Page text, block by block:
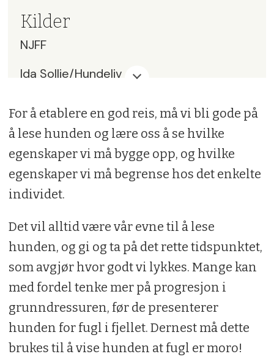
Kilder
NJFF
Ida Sollie/Hundeliv
For å etablere en god reis, må vi bli gode på
å lese hunden og lære oss å se hvilke
egenskaper vi må bygge opp, og hvilke
egenskaper vi må begrense hos det enkelte
individet.
Det vil alltid være vår evne til å lese
hunden, og gi og ta på det rette tidspunktet,
som avgjør hvor godt vi lykkes. Mange kan
med fordel tenke mer på progresjon i
grunndressuren, før de presenterer
hunden for fugl i fjellet. Dernest må dette
brukes til å vise hunden at fugl er moro!